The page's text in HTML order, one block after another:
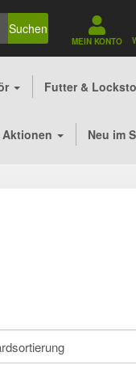
Suchen
MEIN KONTO
Futter &
Aktionen Neu im